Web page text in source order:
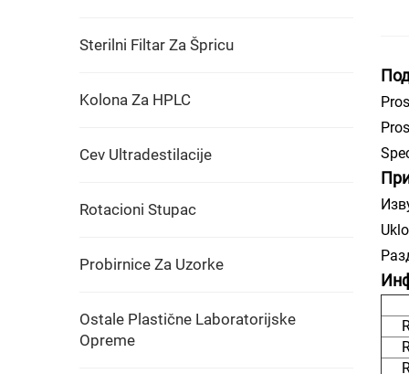
Sterilni Filtar Za Špricu
Kolona Za HPLC
Cev Ultradestilacije
Rotacioni Stupac
Probirnice Za Uzorke
Ostale Plastične Laboratorijske
Opreme